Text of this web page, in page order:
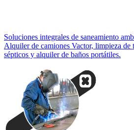
Soluciones integrales de saneamiento
Alquiler de camiones Vactor, limpieza de
sépticos y alquiler de baños portátiles.